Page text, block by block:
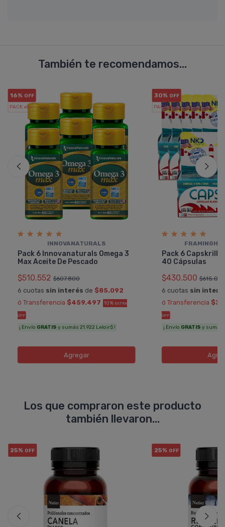
También te recomendamos...
16% OFF
PACK x6u.
INNOVANATURALS
Pack 6 Innovanaturals Omega 3
Max Aceite De Pescado
$510.552 $607.800
6 cuotas sin interés de $85.092
ó Transferencia $459.497 10% EXTRA
OFF
¡ Envío GRATIS y sumás 21.922 Leloir$ !
Agregar
30% OFF
PACK x6u.
Pack 6 Capskrill
40 Cápsulas
$430.500
6 cuotas sin
ó Transferencia
OFF
¡ Envío GRATIS y sumás
Los que compraron este producto
también llevaron...
25% OFF 25% OFF